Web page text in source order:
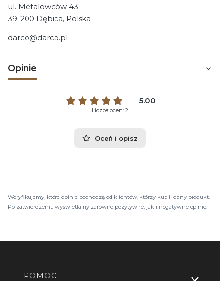
ul. Metalowców 43
39-200 Dębica, Polska
darco@darco.pl
Opinie
5.00
Liczba ocen: 2
Oceń i opisz
Weryfikujemy, które opinie pochodzą od klientów, którzy kupili dany produkt.
Po zatwierdzeniu wyświetlamy zarówno pozytywne, jak i negatywne opinie.
Linki w stopce
POMOC